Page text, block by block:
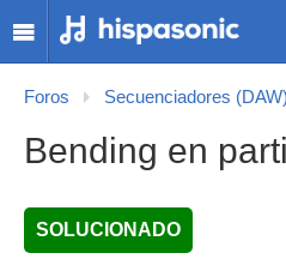
Foros Secuenciadores (DAW)
Bending en
SOLUCIONADO